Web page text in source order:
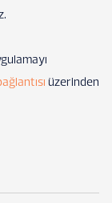
üzerinden